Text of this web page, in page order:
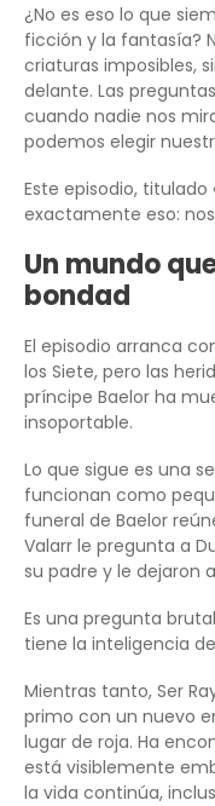
¿No es eso lo que
ficción y la fantasía?
criaturas imposibles,
delante. Las
cuando nadie nos
podemos elegir
Este episodio, titulado
exactamente eso:
Un mundo
bondad
El episodio arranca
los Siete, pero las
príncipe Baelor ha
insoportable.
Lo que sigue es una
funcionan como
funeral de Baelor
Valarr le pregunta a
su padre y le dejaron
Es una pregunta
tiene la inteligencia
Mientras tanto, Ser
primo con un nuevo
lugar de roja. Ha
está visiblemente
la vida continúa,